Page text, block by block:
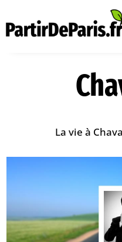
La vie à